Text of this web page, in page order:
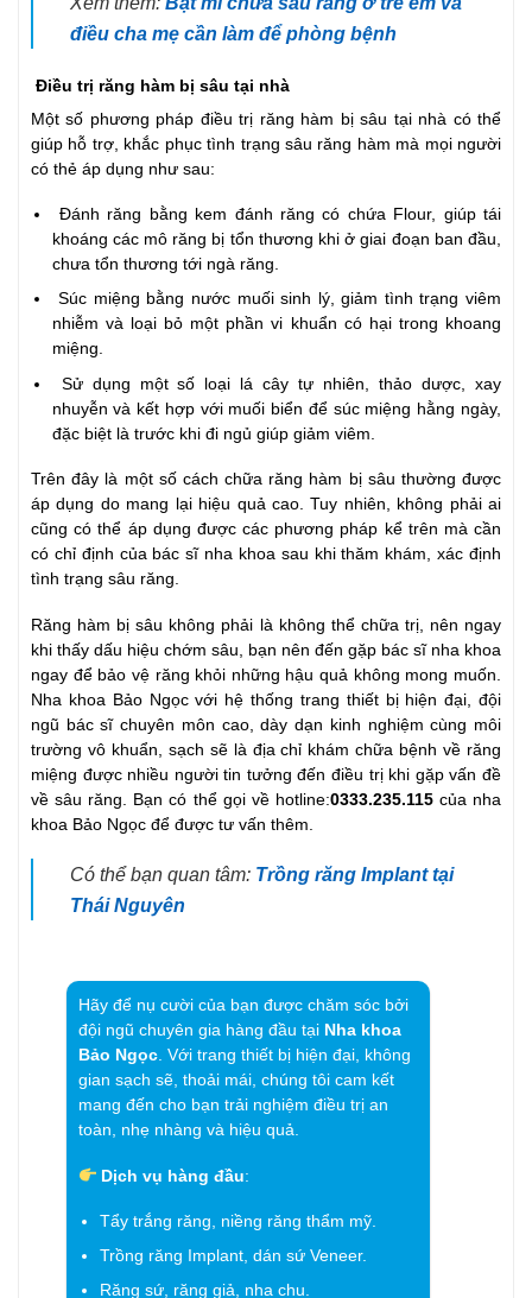
điều cha mẹ cần làm để phòng bệnh
Điều trị răng hàm bị sâu tại nhà
Một số phương pháp điều trị răng hàm bị sâu tại nhà có thể
giúp hỗ trợ, khắc phục tình trạng sâu răng hàm mà mọi người
có thẻ áp dụng như sau:
Đánh răng bằng kem đánh răng có chứa Flour, giúp tái
khoáng các mô răng bị tổn thương khi ở giai đoạn ban đầu,
chưa tổn thương tới ngà răng.
Súc miệng bằng nước muối sinh lý, giảm tình trạng viêm
nhiễm và loại bỏ một phần vi khuẩn có hại trong khoang
miệng.
Sử dụng một số loại lá cây tự nhiên, thảo dược, xay
nhuyễn và kết hợp với muối biển để súc miệng hằng ngày,
đặc biệt là trước khi đi ngủ giúp giảm viêm.
Trên đây là một số cách chữa răng hàm bị sâu thường được
áp dụng do mang lại hiệu quả cao. Tuy nhiên, không phải ai
cũng có thể áp dụng được các phương pháp kể trên mà cần
có chỉ định của bác sĩ nha khoa sau khi thăm khám, xác định
tình trạng sâu răng.
Răng hàm bị sâu không phải là không thể chữa trị, nên ngay
khi thấy dấu hiệu chớm sâu, bạn nên đến gặp bác sĩ nha khoa
ngay để bảo vệ răng khỏi những hậu quả không mong muốn.
Nha khoa Bảo Ngọc với hệ thống trang thiết bị hiện đại, đội
ngũ bác sĩ chuyên môn cao, dày dạn kinh nghiệm cùng môi
trường vô khuẩn, sạch sẽ là địa chỉ khám chữa bệnh về răng
miệng được nhiều người tin tưởng đến điều trị khi gặp vấn đề
về sâu răng. Bạn có thể gọi về hotline:0333.235.115của nha
khoa Bảo Ngọc để được tư vấn thêm.
Có thể bạn quan tâm: Trồng răng Implant tại
Thái Nguyên
Hãy để nụ cười của bạn được chăm sóc bởi
đội ngũ chuyên gia hàng đầu tại Nha khoa
Bảo Ngọc . Với trang thiết bị hiện đại, không
gian sạch sẽ, thoải mái, chúng tôi cam kết
mang đến cho bạn trải nghiệm điều trị an
toàn, nhẹ nhàng và hiệu quả.
Dịch vụ hàng đầu:
Tẩy trắng răng, niềng răng thẩm mỹ.
Trồng răng Implant, dán sứ Veneer.
Răng sứ, răng giả, nha chu.